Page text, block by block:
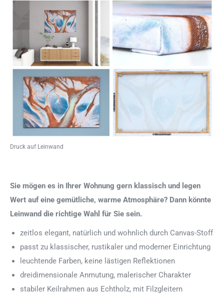
Druck auf Leinwand
Sie mögen es in Ihrer Wohnung gern klassisch und legen
Wert auf eine gemütliche, warme Atmosphäre? Dann könnte
Leinwand die richtige Wahl für Sie sein.
zeitlos elegant, natürlich und wohnlich durch Canvas-Stoff
passt zu klassischer, rustikaler und moderner Einrichtung
leuchtende Farben, keine lästigen Reflektionen
dreidimensionale Anmutung, malerischer Charakter
stabiler Keilrahmen aus Echtholz, mit Filzgleitern